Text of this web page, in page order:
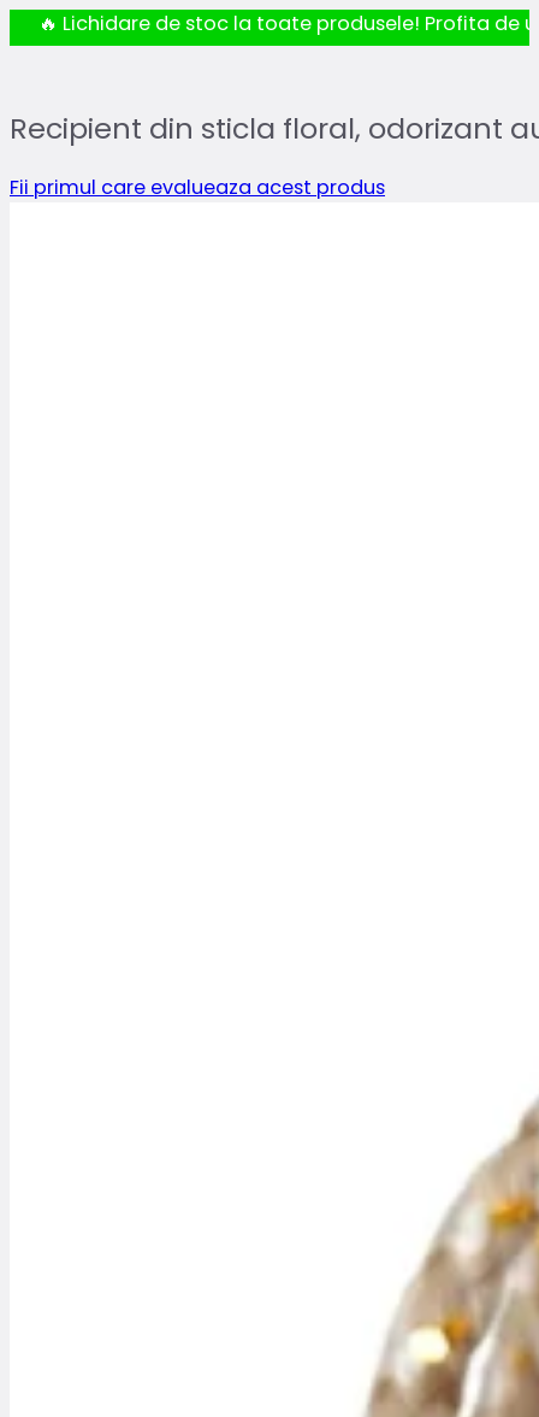
🔥 Lichidare de stoc la toate produsele! Profita de
Recipient din sticla floral, odorizant
Fii primul care evalueaza acest produs